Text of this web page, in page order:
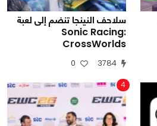
سلاحف النينجا تنضم إلى لعبة
Sonic Racing:
CrossWorlds
3784
0
4